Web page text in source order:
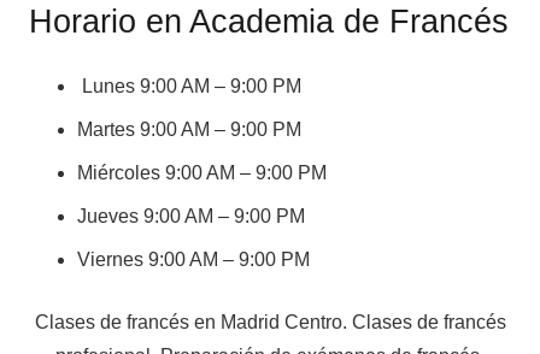
Horario en Academia de Francés
Lunes 9:00 AM – 9:00 PM
Martes 9:00 AM – 9:00 PM
Miércoles 9:00 AM – 9:00 PM
Jueves 9:00 AM – 9:00 PM
Viernes 9:00 AM – 9:00 PM
Clases de francés en Madrid Centro. Clases de francés